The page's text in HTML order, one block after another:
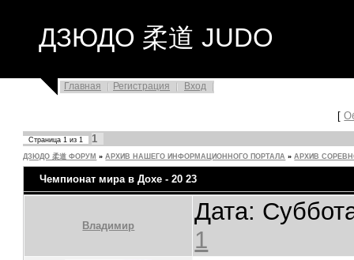
ДЗЮДО 柔道 JUDO
Главная Регистрация Вход
[
Страница1 из1 1
ДЗЮДО 柔道 ФОРУМ » АРХИВ НАШЕГО ИНФОРМАЦИОННОГО ПОРТАЛА » АРХИВ
Чемпионат мира в Дохе - 20 23
Владимир
Дата:
1